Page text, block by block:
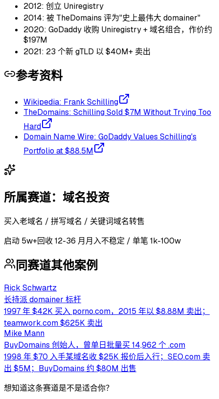
2012: 创立 Uniregistry
2014: 被 TheDomains 评为"史上最伟大 domainer"
2020: GoDaddy 收购 Uniregistry + 域名组合，作价约
$197M
2021: 23 个新 gTLD 以 $40M+ 卖出
参考资料
Wikipedia: Frank Schilling
TheDomains: Schilling Sold $7M Without Trying Too
Hard
Domain Name Wire: GoDaddy Values Schilling's
Portfolio at $88.5M
所属赛道： 域名投资
买入老域名 / 拼写域名 / 关键词域名转售
启动 5w+回收12-36 月 月入不稳定 / 单笔 1k-100w
同赛道其他案例
Rick Schwartz
长持派 domainer 标杆
1997 年 $42K 买入 porno.com，2015 年以 $8.88M 卖出；
teamwork.com $625K 卖出
Mike Mann
BuyDomains 创始人，曾单日批量买 14,962 个 .com
1998 年 $70 入手某域名收 $25K 报价后入行；SEO.com 卖
出 $5M；BuyDomains 约 $80M 出售
想知道这条赛道是不是适合你？